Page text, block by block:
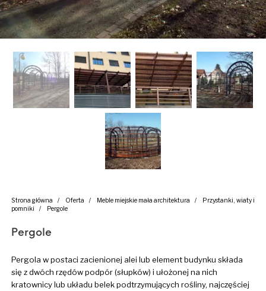
Strona główna / Oferta / Meble miejskie mała architektura /
Przystanki, wiaty i
pomniki
/ Pergole
Pergole
Pergola w postaci zacienionej alei lub element budynku składa
się z dwóch rzędów podpór (słupków) i ułożonej na nich
kratownicy lub układu belek podtrzymujących rośliny, najczęściej